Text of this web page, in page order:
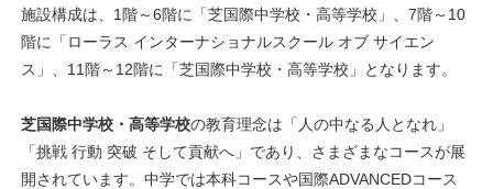
施設構成は、1階～6階に「芝国際中学校・高等学校」、7階～10
階に「ローラス インターナショナルスクール オブ サイエン
ス」、11階～12階に「芝国際中学校・高等学校」となります。
芝国際中学校・高等学校の教育理念は「人の中なる人となれ」
「挑戦 行動 突破 そして貢献へ」であり、さまざまなコースが展
開されています。中学では本科コースや国際ADVANCEDコース